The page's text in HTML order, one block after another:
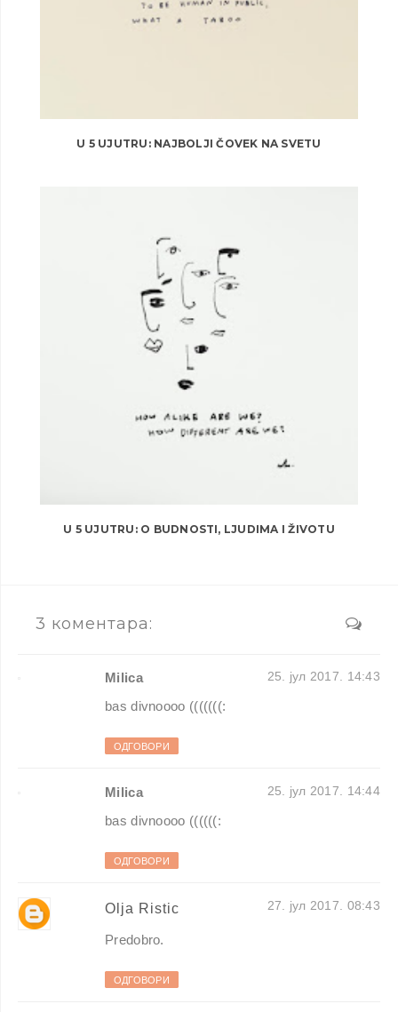
U 5 UJUTRU: NAJBOLJI ČOVEK NA SVETU
U 5 UJUTRU: O BUDNOSTI, LJUDIMA I ŽIVOTU
3 коментара:
Milica 25. јул 2017. 14:43
bas divnoooo (((((((:
ОДГОВОРИ
Milica 25. јул 2017. 14:44
bas divnoooo ((((((:
ОДГОВОРИ
Olja Ristic 27. јул 2017. 08:43
Predobro.
ОДГОВОРИ